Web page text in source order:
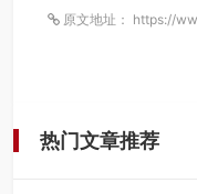
原文地址： https://
热门文章推荐